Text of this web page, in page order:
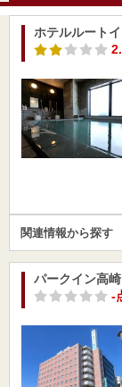
ホテルルート
関連情報から探す
パークイン高崎
-